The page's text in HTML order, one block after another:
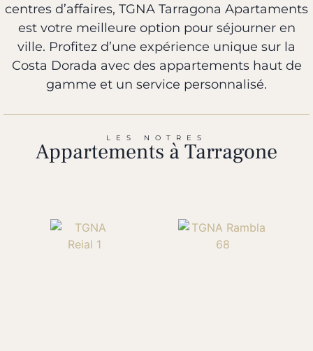
centres d’affaires, TGNA Tarragona Apartaments
est votre meilleure option pour séjourner en
ville. Profitez d’une expérience unique sur la
Costa Dorada avec des appartements haut de
gamme et un service personnalisé.
LES NOTRES
Appartements à Tarragone